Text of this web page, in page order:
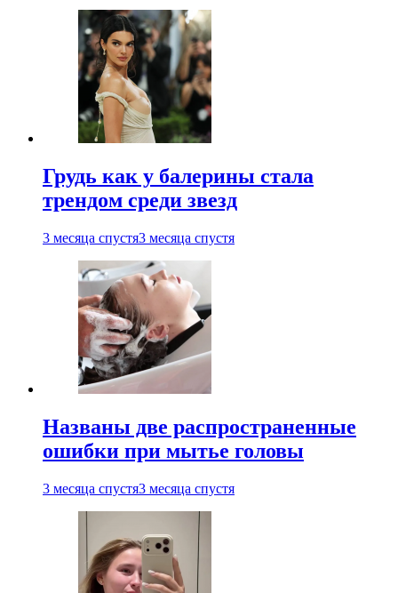
Грудь как у балерины стала
трендом среди звезд
3 месяца спустя3 месяца спустя
Названы две распространенные
ошибки при мытье головы
3 месяца спустя3 месяца спустя